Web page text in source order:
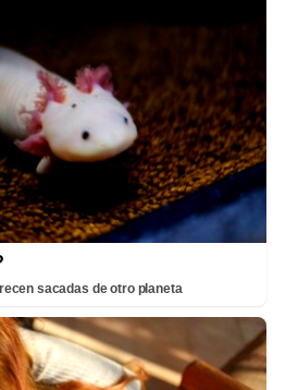
sacadas de otro planeta